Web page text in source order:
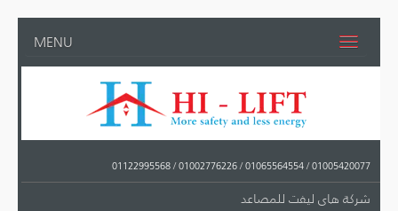
MENU
01005420077
/
01065564554
/
01002776226
/
01122995568
شركة هاى ليفت للمصاعد